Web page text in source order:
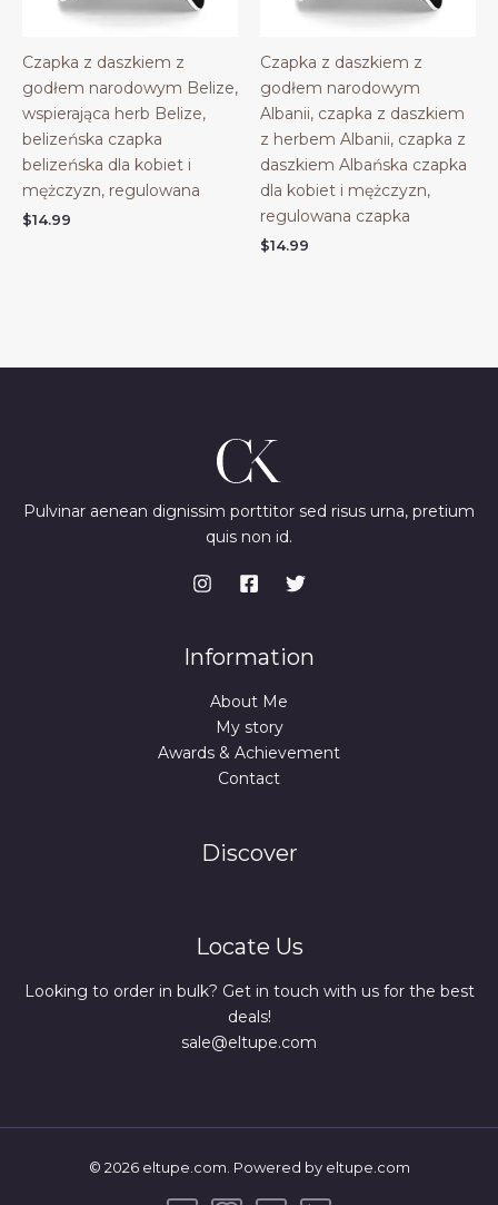
Czapka z daszkiem z
godłem narodowym Belize,
wspierająca herb Belize,
belizeńska czapka
belizeńska dla kobiet i
mężczyzn, regulowana
$14.99
Czapka z daszkiem z
godłem narodowym
Albanii, czapka z daszkiem
z herbem Albanii, czapka z
daszkiem Albańska czapka
dla kobiet i mężczyzn,
regulowana czapka
$14.99
Pulvinar aenean dignissim porttitor sed risus urna, pretium
quis non id.
Information
About Me
My story
Awards & Achievement
Contact
Discover
Locate Us
Looking to order in bulk? Get in touch with us for the best
deals!
sale@eltupe.com
© 2026 eltupe.com. Powered by eltupe.com